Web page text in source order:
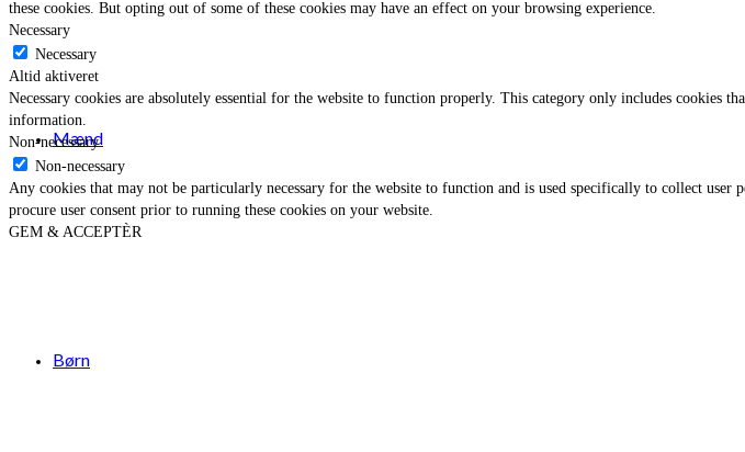
Mænd
Børn
these cookies. But opting out of some of these cookies may have an effect on your browsing experience.
Necessary
Necessary
Altid aktiveret
Necessary cookies are absolutely essential for the website to function properly. This category only includes cookies
information.
Non-necessary
Non-necessary
Any cookies that may not be particularly necessary for the website to function and is used specifically to collect user
procure user consent prior to running these cookies on your website.
GEM & ACCEPTÈR